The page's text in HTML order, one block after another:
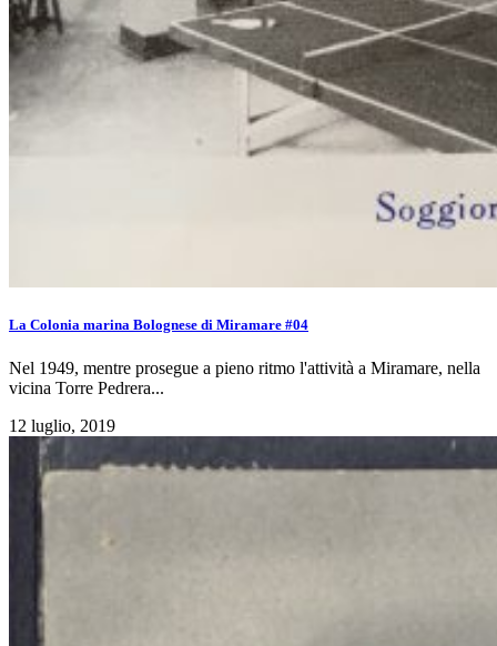
La Colonia marina Bolognese di Miramare #04
Nel 1949, mentre prosegue a pieno ritmo l'attività a Miramare, nella
vicina Torre Pedrera...
12 luglio, 2019